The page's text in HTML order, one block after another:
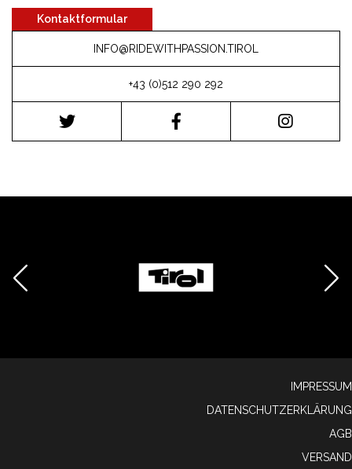
Kontaktformular
INFO@RIDEWITHPASSION.TIROL
+43 (0)512 290 292
IMPRESSUM
DATENSCHUTZERKLÄRUNG
AGB
VERSAND